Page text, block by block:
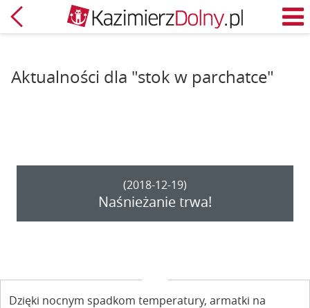
Powrót
Aktualności dla "stok w parchatce"
(2018-12-19)
Naśnieżanie trwa!
Dzięki nocnym spadkom temperatury, armatki na